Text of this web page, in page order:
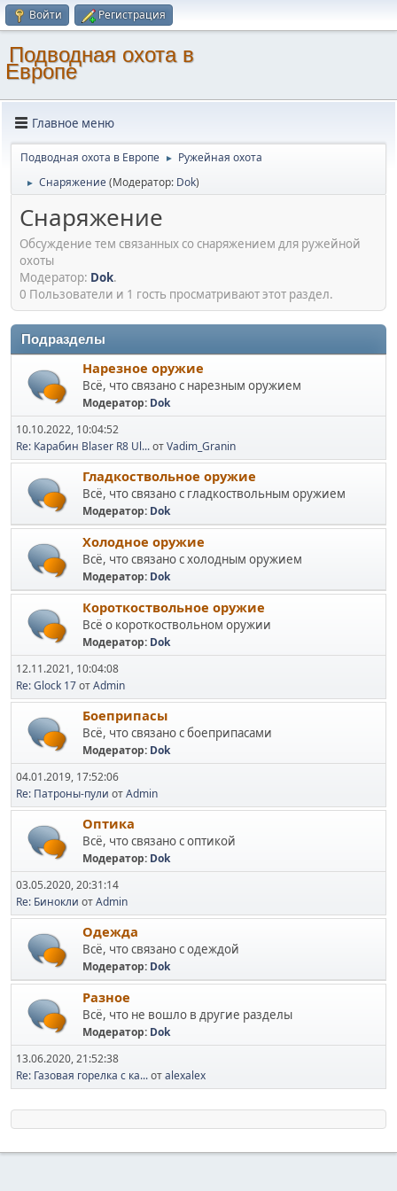
Войти Регистрация
Подводная охота в
Европе
Главное меню
Подводная охота в Европе ► Ружейная охота
► Снаряжение(Модератор: Dok)
Снаряжение
Обсуждение тем связанных со снаряжением для ружейной
охоты
Модератор: Dok.
0 Пользователи и 1 гость просматривают этот раздел.
Подразделы
Нарезное оружие
Всё, что связано с нарезным оружием
Модератор: Dok
10.10.2022, 10:04:52
Re: Карабин Blaser R8 Ul...отVadim_Granin
Гладкоствольное оружие
Всё, что связано с гладкоствольным оружием
Модератор: Dok
Холодное оружие
Всё, что связано с холодным оружием
Модератор: Dok
Короткоствольное оружие
Всё о короткоствольном оружии
Модератор: Dok
12.11.2021, 10:04:08
Re: Glock 17отAdmin
Боеприпасы
Всё, что связано с боеприпасами
Модератор: Dok
04.01.2019, 17:52:06
Re: Патроны-пули отAdmin
Оптика
Всё, что связано с оптикой
Модератор: Dok
03.05.2020, 20:31:14
Re: Бинокли отAdmin
Одежда
Всё, что связано с одеждой
Модератор: Dok
Разное
Всё, что не вошло в другие разделы
Модератор: Dok
13.06.2020, 21:52:38
Re: Газовая горелка с ка...отalexalex